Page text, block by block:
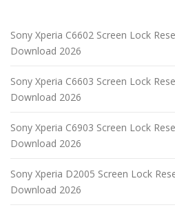
Sony Xperia C6602 Screen Lock
Download 2026
Sony Xperia C6603 Screen Lock
Download 2026
Sony Xperia C6903 Screen Lock
Download 2026
Sony Xperia D2005 Screen Lock
Download 2026